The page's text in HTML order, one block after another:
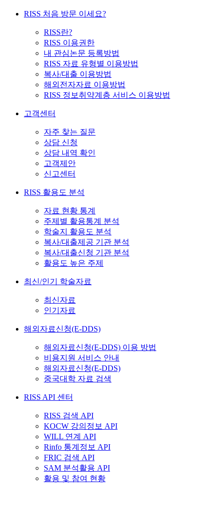
RISS 처음 방문 이세요?
RISS란?
RISS 이용권한
내 관심논문 등록방법
RISS 자료 유형별 이용방법
복사/대출 이용방법
해외전자자료 이용방법
RISS 정보취약계층 서비스 이용방법
고객센터
자주 찾는 질문
상담 신청
상담 내역 확인
고객제안
신고센터
RISS 활용도 분석
자료 현황 통계
주제별 활용통계 분석
학술지 활용도 분석
복사/대출제공 기관 분석
복사/대출신청 기관 분석
활용도 높은 주제
최신/인기 학술자료
최신자료
인기자료
해외자료신청(E-DDS)
해외자료신청(E-DDS) 이용 방법
비용지원 서비스 안내
해외자료신청(E-DDS)
중국대학 자료 검색
RISS API 센터
RISS 검색 API
KOCW 강의정보 API
WILL 연계 API
Rinfo 통계정보 API
FRIC 검색 API
SAM 분석활용 API
활용 및 참여 현황